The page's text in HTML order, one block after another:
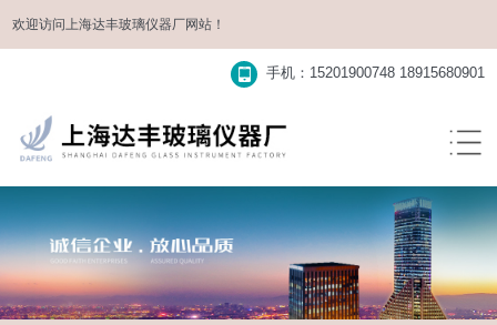
欢迎访问上海达丰玻璃仪器厂网站！
手机：15201900748 18915680901